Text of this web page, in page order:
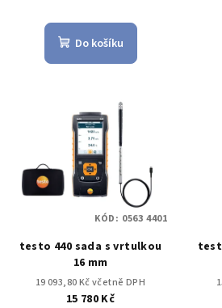
Do košíku
testo 440 sada s vrtulkou
16 mm
19 093,80 Kč včetně DPH
15 780 Kč
KÓD: 0563 4401